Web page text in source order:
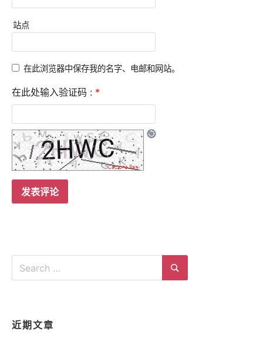
站点
在此浏览器中保存我的名字、电邮和网站。
在此处输入验证码 : *
Search
for:
Search
近期文章